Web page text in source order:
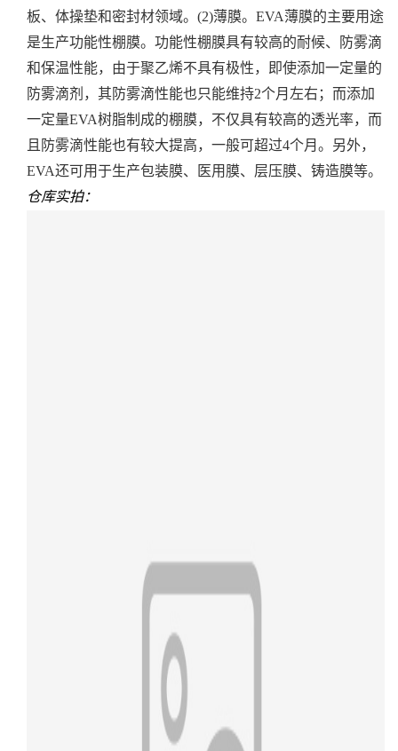
板、体操垫和密封材领域。 (2)薄膜。EVA薄膜的主要用途
是生产功能性棚膜。功能性棚膜具有较高的耐候、防雾滴
和保温性能，由于聚乙烯不具有极性，即使添加一定量的
防雾滴剂，其防雾滴性能也只能维持2个月左右；而添加
一定量EVA树脂制成的棚膜，不仅具有较高的透光率，而
且防雾滴性能也有较大提高，一般可超过4个月。另外，
EVA还可用于生产包装膜、医用膜、层压膜、铸造膜等。
仓库实拍：